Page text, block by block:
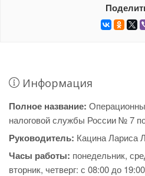
Информация
Полное название:
налоговой службы России № 7
Руководитель: Кацина Лариса
Часы работы: понедельник,
вторник, четверг: с 08:00 до 19:00